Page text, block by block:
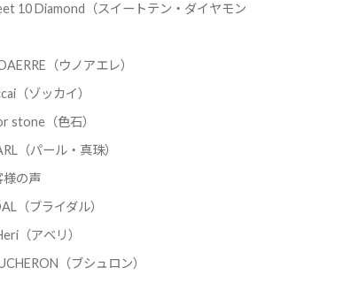
10 Diamond（スイートテン・ダイヤモン
（ウノアエレ）
（ゾッカイ）
stone（色石）
（パール・真珠）
様の声
（ブライダル）
（アベリ）
（ブシュロン）